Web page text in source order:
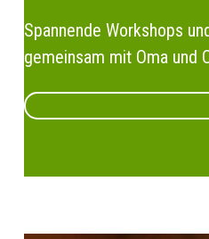
Spannende Workshops
gemeinsam mit Oma und